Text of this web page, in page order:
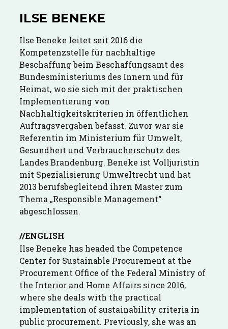
ILSE BENEKE
Ilse Beneke leitet seit 2016 die
Kompetenzstelle für nachhaltige
Beschaffung beim Beschaffungsamt des
Bundesministeriums des Innern und für
Heimat, wo sie sich mit der praktischen
Implementierung von
Nachhaltigkeitskriterien in öffentlichen
Auftragsvergaben befasst. Zuvor war sie
Referentin im Ministerium für Umwelt,
Gesundheit und Verbraucherschutz des
Landes Brandenburg. Beneke ist Volljuristin
mit Spezialisierung Umweltrecht und hat
2013 berufsbegleitend ihren Master zum
Thema „Responsible Management“
abgeschlossen.
//ENGLISH
Ilse Beneke has headed the Competence
Center for Sustainable Procurement at the
Procurement Office of the Federal Ministry of
the Interior and Home Affairs since 2016,
where she deals with the practical
implementation of sustainability criteria in
public procurement. Previously, she was an